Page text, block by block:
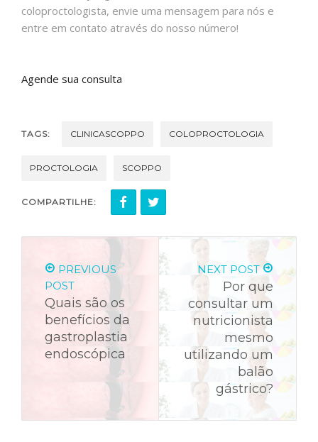
coloproctologista, envie uma mensagem para nós e
entre em contato através do nosso número!
Agende sua consulta
TAGS: CLINICASCOPPO COLOPROCTOLOGIA
PROCTOLOGIA SCOPPO
COMPARTILHE:
PREVIOUS
POST
Quais são os
benefícios da
gastroplastia
endoscópica
NEXT POST
Por que
consultar um
nutricionista
mesmo
utilizando um
balão
gástrico?